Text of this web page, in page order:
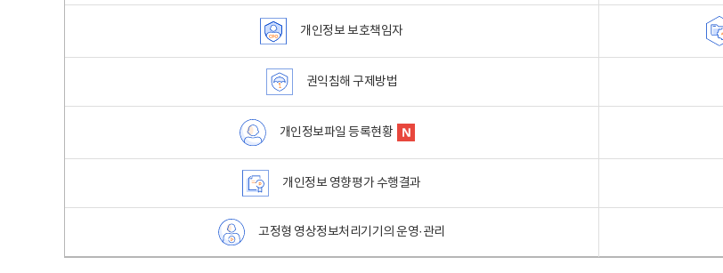
개인정보 보호책임자
권익침해 구제방법
개인정보파일 등록현황
개인정보 영향평가 수행결과
고정형 영상정보처리기기의 운영·관리